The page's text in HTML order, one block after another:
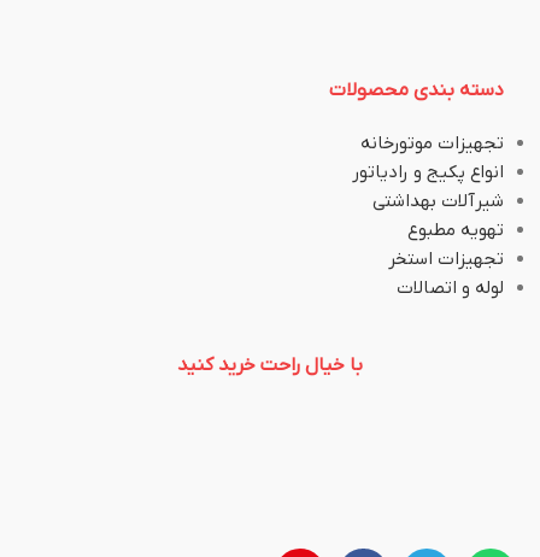
دسته بندی محصولات
تجهیزات موتورخانه
انواع پکیج و رادیاتور
شیرآلات بهداشتی
تهویه مطبوع
تجهیزات استخر
لوله و اتصالات
با خیال راحت خرید کنید